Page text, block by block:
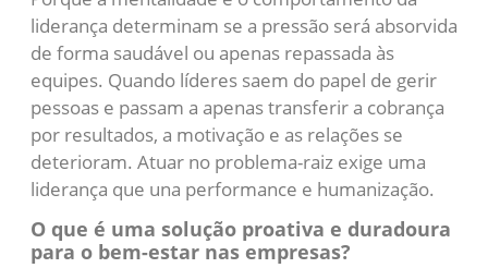
liderança determinam se a pressão será absorvida
de forma saudável ou apenas repassada às
equipes. Quando líderes saem do papel de gerir
pessoas e passam a apenas transferir a cobrança
por resultados, a motivação e as relações se
deterioram. Atuar no problema-raiz exige uma
liderança que una performance e humanização.
O que é uma solução proativa e duradoura
para o bem-estar nas empresas?